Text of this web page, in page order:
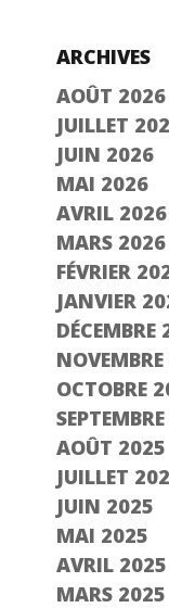
ARCHIVES
AOÛT 2026
JUILLET
JUIN 2026
MAI 2026
AVRIL 2026
MARS 2026
FÉVRIER
JANVIER
DÉCEMBRE
OCTOBRE
AOÛT 2025
JUILLET
JUIN 2025
MAI 2025
AVRIL 2025
MARS 2025